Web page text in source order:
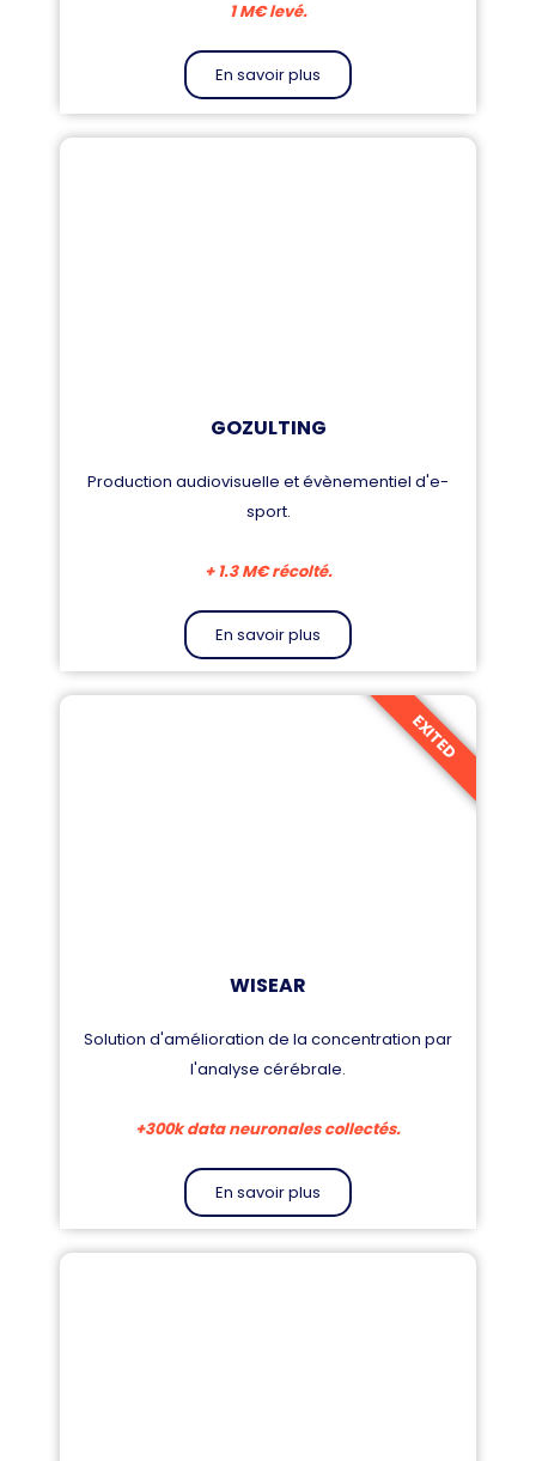
1 M€ levé.
En savoir plus
GOZULTING
Production audiovisuelle et évènementiel d'e-
sport.
+ 1.3 M€ récolté.
En savoir plus
WISEAR
Solution d'amélioration de la concentration par
l'analyse cérébrale.
+300k data neuronales collectés.
En savoir plus
EXITED